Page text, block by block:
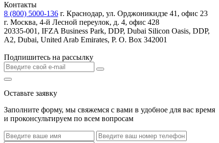
Контакты
8 (800) 5000-136 г. Краснодар, ул. Орджоникидзе 41, офис 23
г. Москва, 4-й Лесной переулок, д. 4, офис 428
20335-001, IFZA Business Park, DDP, Dubai Silicon Oasis, DDP,
A2, Dubai, United Arab Emirates, P. O. Box 342001
Подпишитесь на рассылку
Оставьте заявку
Заполните форму, мы свяжемся с вами в удобное для вас время
и проконсультируем по всем вопросам